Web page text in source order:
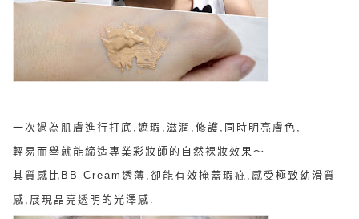
一次過為肌膚進行打底,遮瑕,滋潤,修護,同時明亮膚色,
輕易而舉就能締造專業彩妝師的自然裸妝效果～
其質感比BB Cream透薄,卻能有效掩蓋瑕疵, 感受極致幼滑質
感,展現晶亮透明的光澤感.